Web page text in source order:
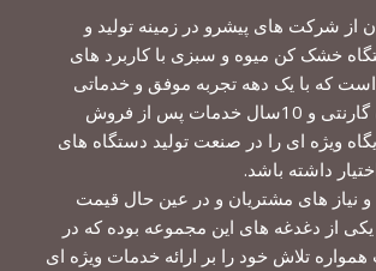
از شرکت های پیشرو در زمینه تولید و
خشک کن میوه و سبزی با کاربرد های
که با یک دهه تجربه موفق و خدماتی
چون ارائه 18ماه گارنتی و 10سال خدمات پس از فروش
ویژه ای را در صنعت تولید دستگاه های
داشته باشد.
و نیاز های مشتریان و در عین حال قیمت
از دغدغه های این مجموعه بوده که در
تلاش خود را بر ارائه خدمات ویژه ای